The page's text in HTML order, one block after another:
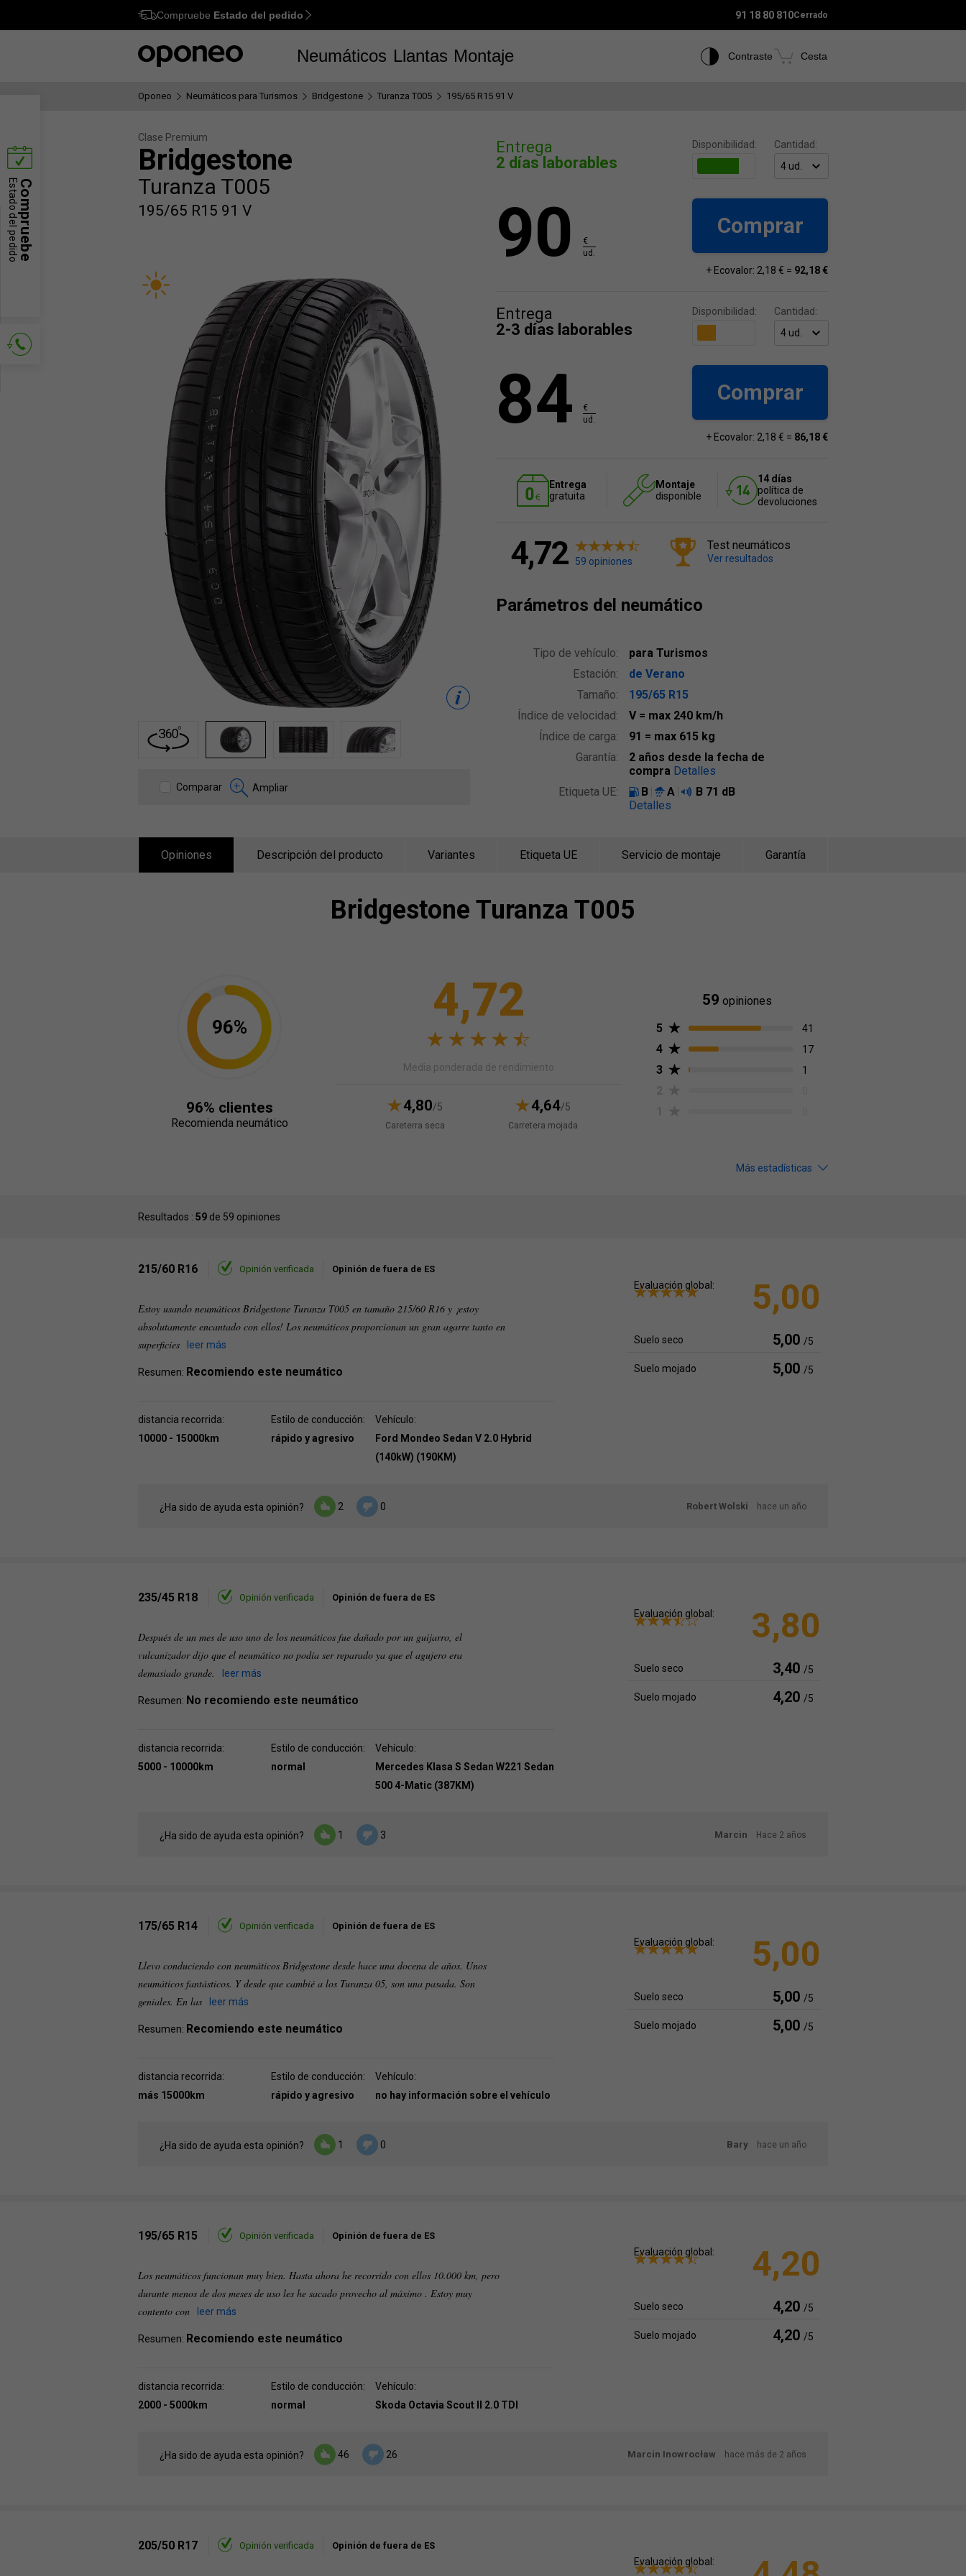
Ctrl M
Compruebe Estado del pedido 91 18 80 810Cerrado
Neumáticos Llantas Montaje Contraste Cesta
Oponeo Neumáticos para Turismos Bridgestone Turanza T005 195/65 R15 91 V
Clase Premium
Bridgestone
Turanza T005
195/65 R15 91 V
2
3
Comparar Ampliar
Entrega
2 días laborables
Disponibilidad: Cantidad:
90
€
ud.
Comprar
+ Ecovalor: 2,18 € = 92,18 €
Entrega
2-3 días laborables
Disponibilidad: Cantidad:
84
€
ud.
Comprar
+ Ecovalor: 2,18 € = 86,18 €
Entrega
gratuita
Montaje
disponible
14 días
política de
devoluciones
4,72 59 opiniones
Test neumáticos
Ver resultados
Parámetros del neumático
Tipo de vehículo:
para Turismos
Estación:
de Verano
Tamaño:
195/65 R15
Índice de velocidad:
V = max 240 km/h
Índice de carga:
91 = max 615 kg
Garantía:
2 años desde la fecha de
compra Detalles
Etiqueta UE:
B A B 71 dB
Detalles
Opiniones Descripción del producto Variantes Etiqueta UE Servicio de montaje Garantía
Bridgestone Turanza T005
4,72
Media ponderada de rendimiento
4,80/5
Careterra seca
4,64/5
Carretera mojada
96%
96% clientes
Recomienda neumático
59 opiniones
5
41
4 17
3 1
Más estadísticas
Resultados : 59 de 59 opiniones
215/60 R16 Opinión verificada Opinión de fuera de ES
Estoy usando neumáticos Bridgestone Turanza T005 en tamaño 215/60 R16 y ¡estoy
absolutamente encantado con ellos! Los neumáticos proporcionan un gran agarre tanto en
superficies
leer más
Resumen: Recomiendo este neumático
distancia recorrida:
10000 - 15000km
Estilo de conducción:
rápido y agresivo
Vehículo:
Ford Mondeo Sedan V 2.0 Hybrid
(140kW) (190KM)
Evaluación global: 5,00
Suelo seco 5,00 /5
Suelo mojado 5,00 /5
¿Ha sido de ayuda esta opinión? 2 0 Robert Wolski hace un año
235/45 R18 Opinión verificada Opinión de fuera de ES
Después de un mes de uso uno de los neumáticos fue dañado por un guijarro, el
vulcanizador dijo que el neumático no podía ser reparado ya que el agujero era
demasiado grande.
leer más
Resumen: No recomiendo este neumático
distancia recorrida:
5000 - 10000km
Estilo de conducción:
normal
Vehículo:
Mercedes Klasa S Sedan W221 Sedan
500 4-Matic (387KM)
Evaluación global: 3,80
Suelo seco 3,40 /5
Suelo mojado 4,20 /5
¿Ha sido de ayuda esta opinión? 1 3 Marcin Hace 2 años
175/65 R14 Opinión verificada Opinión de fuera de ES
Llevo conduciendo con neumáticos Bridgestone desde hace una docena de años. Unos
neumáticos fantásticos. Y desde que cambié a los Turanza 05, son una pasada. Son
geniales. En las
leer más
Resumen: Recomiendo este neumático
distancia recorrida:
más 15000km
Estilo de conducción:
rápido y agresivo
Vehículo:
no hay información sobre el vehículo
Evaluación global: 5,00
Suelo seco 5,00 /5
Suelo mojado 5,00 /5
¿Ha sido de ayuda esta opinión? 1 0 Bary hace un año
195/65 R15 Opinión verificada Opinión de fuera de ES
Los neumáticos funcionan muy bien. Hasta ahora he recorrido con ellos 10.000 km, pero
durante menos de dos meses de uso les he sacado provecho al máximo . Estoy muy
contento con
leer más
Resumen: Recomiendo este neumático
distancia recorrida:
2000 - 5000km
Estilo de conducción:
normal
Vehículo:
Skoda Octavia Scout II 2.0 TDI
Evaluación global: 4,20
Suelo seco 4,20 /5
Suelo mojado 4,20 /5
¿Ha sido de ayuda esta opinión? 46 26 Marcin Inowrocław hace más de 2 años
205/50 R17 Opinión verificada Opinión de fuera de ES
Evaluación global:
Compruebe
Estado del pedido